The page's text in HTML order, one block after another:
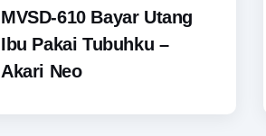
MVSD-610 Bayar Utang
Ibu Pakai Tubuhku –
Akari Neo